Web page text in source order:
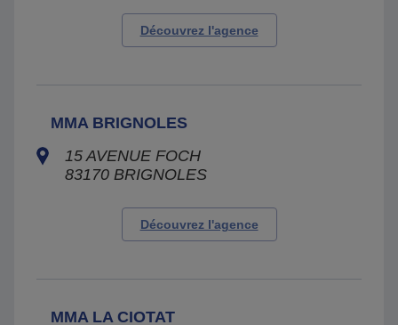
Découvrez l'agence
MMA BRIGNOLES
15 AVENUE FOCH
83170 BRIGNOLES
Découvrez l'agence
MMA LA CIOTAT